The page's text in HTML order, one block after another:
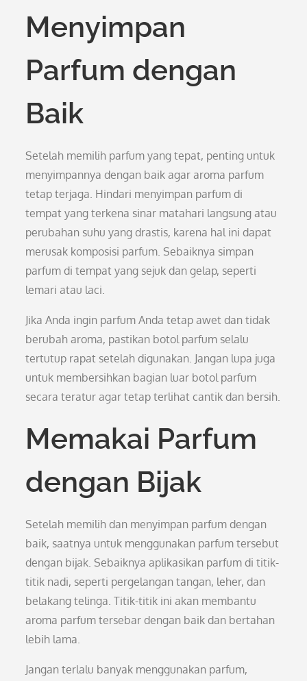
Menyimpan
Parfum dengan
Baik
Setelah memilih parfum yang tepat, penting untuk
menyimpannya dengan baik agar aroma parfum
tetap terjaga. Hindari menyimpan parfum di
tempat yang terkena sinar matahari langsung atau
perubahan suhu yang drastis, karena hal ini dapat
merusak komposisi parfum. Sebaiknya simpan
parfum di tempat yang sejuk dan gelap, seperti
lemari atau laci.
Jika Anda ingin parfum Anda tetap awet dan tidak
berubah aroma, pastikan botol parfum selalu
tertutup rapat setelah digunakan. Jangan lupa juga
untuk membersihkan bagian luar botol parfum
secara teratur agar tetap terlihat cantik dan bersih.
Memakai Parfum
dengan Bijak
Setelah memilih dan menyimpan parfum dengan
baik, saatnya untuk menggunakan parfum tersebut
dengan bijak. Sebaiknya aplikasikan parfum di titik-
titik nadi, seperti pergelangan tangan, leher, dan
belakang telinga. Titik-titik ini akan membantu
aroma parfum tersebar dengan baik dan bertahan
lebih lama.
Jangan terlalu banyak menggunakan parfum,